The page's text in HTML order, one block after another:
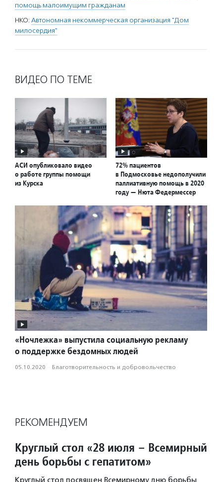
помощь малоимущим гражданам
НКО: Автономная некоммерческая организация "Дом
милосердия"
ВИДЕО ПО ТЕМЕ
АСИ опубликовало видео
о работе группы помощи
из Курска
72% пациентов
в Подмосковье недополучили
паллиативную помощь в 2020
году — Нюта Федермессер
«Ночлежка» выпустила социальную рекламу
о поддержке бездомных людей
05.10.2020 · Благотвори­тель­ность и доброволь­чест­во
РЕКОМЕНДУЕМ
Круглый стол «28 июля – Всемирный
день борьбы с гепатитом»